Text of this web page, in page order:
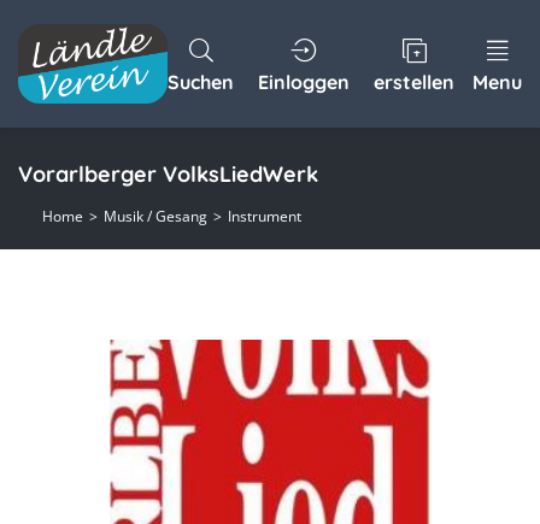
Suchen Einloggen erstellen Menu
Vorarlberger VolksLiedWerk
Home Musik / Gesang Instrument